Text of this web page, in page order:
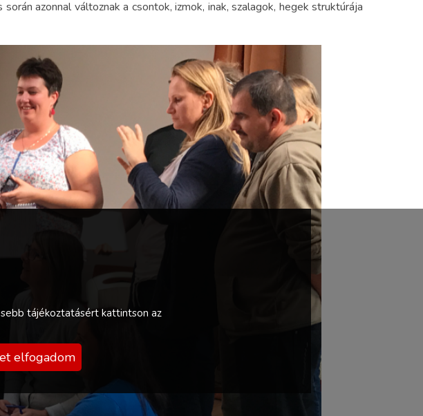
azonnal változnak a csontok, izmok, inak, szalagok, hegek struktúrája
tájékoztatásért kattintson az
elfogadom